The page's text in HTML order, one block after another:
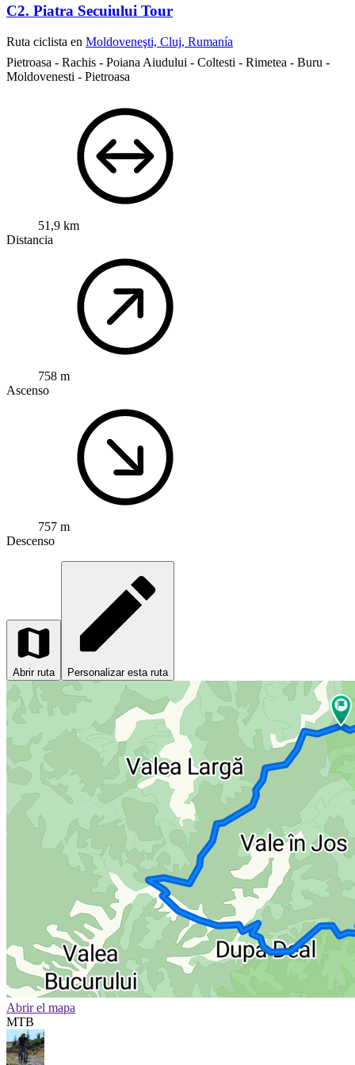
C2. Piatra Secuiului Tour
Ruta ciclista en Moldoveneşti, Cluj, Rumanía
Pietroasa - Rachis - Poiana Aiudului - Coltesti - Rimetea - Buru -
Moldovenesti - Pietroasa
51,9 km
Distancia
758 m
Ascenso
757 m
Descenso
Abrir ruta Personalizar esta ruta
Abrir el mapa
MTB